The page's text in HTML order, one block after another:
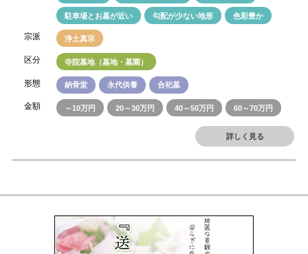
駐車場とお墓が近い 勾配が少ない地形 色彩豊か
宗派 浄土真宗
区分 寺院墓地（墓地・墓園）
形態 納骨堂 永代供養 合祀墓
金額 ～10万円 20～30万円 40～50万円 60～70万円
詳しく見る